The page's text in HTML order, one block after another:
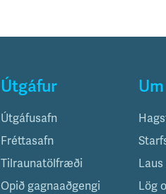
Útgáfur
Útgáfusafn
Fréttasafn
Tilraunatölfræði
Opið gagnaaðgengi
Lög